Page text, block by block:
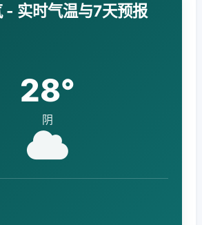
- 实时气温与7天预报
28°
阴